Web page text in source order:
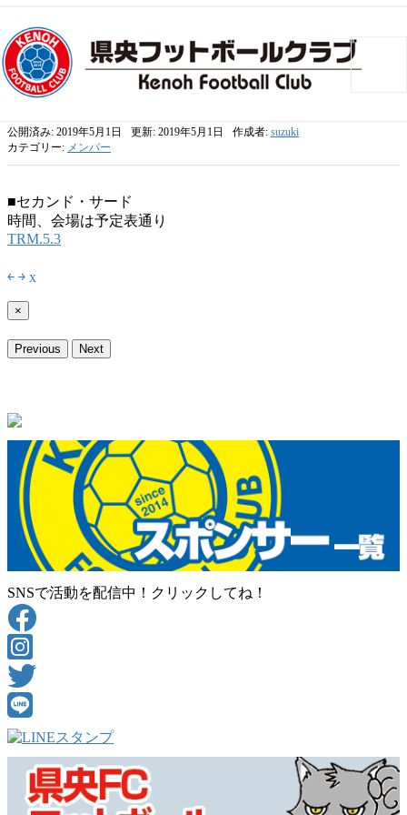
トップ>メンバー>5月3日(金) ｾｶﾝﾄﾞ･ｻｰﾄﾞTRM日程
5月3日(金) ｾｶﾝﾄﾞ･ｻｰﾄﾞTRM日程
公開済み: 2019年5月1日 更新: 2019年5月1日 作成者: suzuki
カテゴリー: メンバー
■セカンド・サード
時間、会場は予定表通り
TRM.5.3
￩ ￫ x
×
Previous Next
SNSで活動を配信中！クリックしてね！